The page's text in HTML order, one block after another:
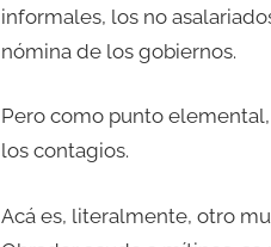
informales, los no
nómina de los gobiernos.
Pero como punto
los contagios.
Acá es, literalmente, otro